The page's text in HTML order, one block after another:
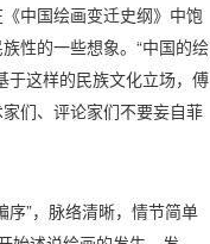
中国绘画变迁史纲》中饱
性的一些想象。“中国的绘
于这样的民族文化立场，傅
们、评论家们不要妄自菲
”，脉络清晰，情节简单